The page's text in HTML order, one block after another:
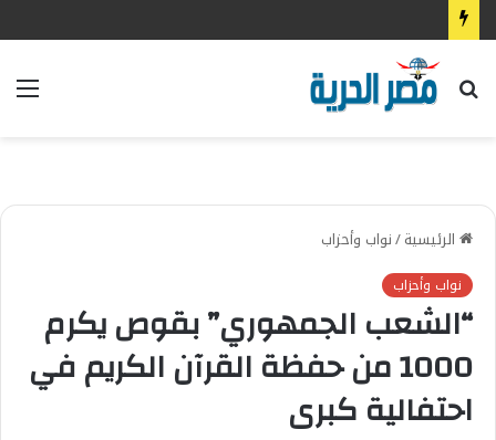
بحث
الرئيسية/نواب وأحزاب
نواب وأحزاب
“الشعب الجمهوري” بقوص يكرم
1000 من حفظة القرآن الكريم في
احتفالية كبرى